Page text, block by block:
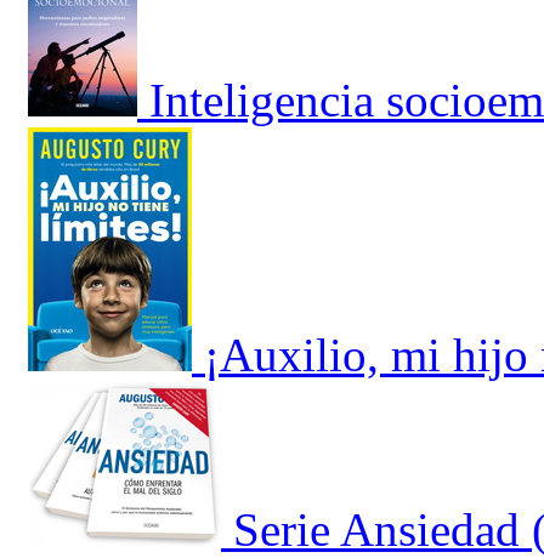
Inteligencia
¡Auxilio, mi hijo
Serie Ansiedad